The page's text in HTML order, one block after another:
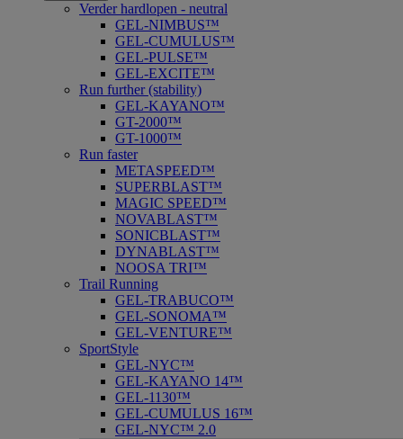
Verder hardlopen - neutral
GEL-NIMBUS™
GEL-CUMULUS™
GEL-PULSE™
GEL-EXCITE™
Run further (stability)
GEL-KAYANO™
GT-2000™
GT-1000™
Run faster
METASPEED™
SUPERBLAST™
MAGIC SPEED™
NOVABLAST™
SONICBLAST™
DYNABLAST™
NOOSA TRI™
Trail Running
GEL-TRABUCO™
GEL-SONOMA™
GEL-VENTURE™
SportStyle
GEL-NYC™
GEL-KAYANO 14™
GEL-1130™
GEL-CUMULUS 16™
GEL-NYC™ 2.0